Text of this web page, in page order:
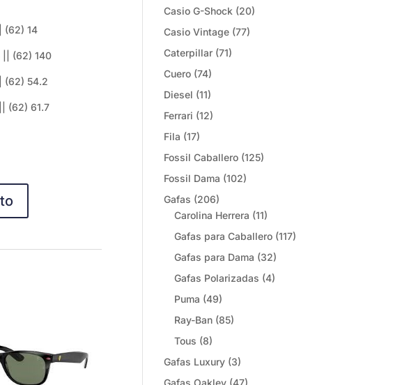
(62) 14
|| (62) 140
(62) 54.2
(62) 61.7
Casio G-Shock (20)
Casio Vintage (77)
Caterpillar (71)
Cuero (74)
Diesel (11)
Ferrari (12)
Fila (17)
Fossil Caballero (125)
Fossil Dama (102)
Gafas (206)
Carolina Herrera (11)
Gafas para Caballero (117)
Gafas para Dama (32)
Gafas Polarizadas (4)
Puma (49)
Ray-Ban (85)
Tous (8)
Gafas Luxury (3)
Gafas Oakley (47)